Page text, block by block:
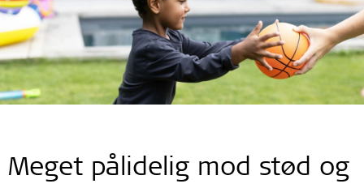
Meget pålidelig mod stød og